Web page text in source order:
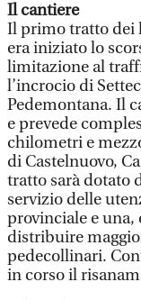
Il cantiere
Il primo tratto dei
era iniziato lo
limitazione al
l’incrocio di
Pedemontana. Il
e prevede
chilometri e
di Castelnuovo,
tratto sarà dotato
servizio delle
provinciale e una,
distribuire
pedecollinari.
in corso il